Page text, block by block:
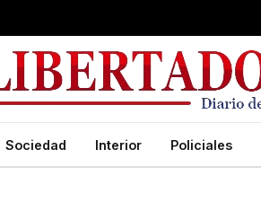
Sociedad Interior Policiales